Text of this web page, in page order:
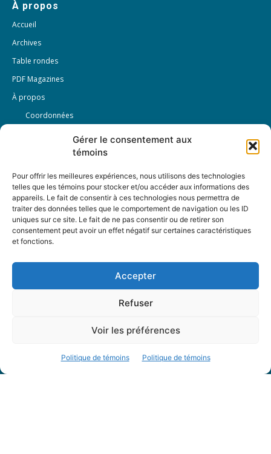
Gérer le consentement aux
témoins
Pour offrir les meilleures expériences, nous utilisons des technologies
telles que les témoins pour stocker et/ou accéder aux informations des
appareils. Le fait de consentir à ces technologies nous permettra de
traiter des données telles que le comportement de navigation ou les ID
uniques sur ce site. Le fait de ne pas consentir ou de retirer son
consentement peut avoir un effet négatif sur certaines caractéristiques
et fonctions.
Accepter
Refuser
Voir les préférences
Politique de témoins Politique de témoins
À propos
Accueil
Archives
Table rondes
PDF Magazines
À propos
Coordonnées
Partenaires
FAQ
Offre d’emploi
Contactez-nous :journal@journaldelarue.ca